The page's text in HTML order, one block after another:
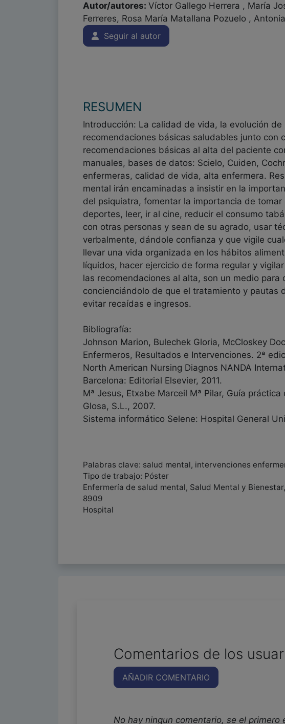
Autor/autores: Víctor Gallego Herrera , María
Ferreres, Rosa María Matallana Pozuelo ,
Seguir al autor
RESUMEN
Introducción: La calidad de vida, la evolución
recomendaciones básicas saludables junto
recomendaciones básicas al alta del paciente
manuales, bases de datos: Scielo, Cuiden,
enfermeras, calidad de vida, alta enfermera.
mental irán encaminadas a insistir en la
del psiquiatra, fomentar la importancia de
deportes, leer, ir al cine, reducir el consumo
con otras personas y sean de su agrado, usar
verbalmente, dándole confianza y que vigile
llevar una vida organizada en los hábitos
líquidos, hacer ejercicio de forma regular y
las recomendaciones al alta, son un medio
concienciándolo de que el tratamiento y pautas
evitar recaídas e ingresos.
Bibliografía:
Johnson Marion, Bulechek Gloria, McCloskey
Enfermeros, Resultados e Intervenciones. 2ª
North American Nursing Diagnos NANDA
Barcelona: Editorial Elsevier, 2011.
Mª Jesus, Etxabe Marceil Mª Pilar, Guía
Glosa, S.L., 2007.
Sistema informático Selene: Hospital General
Palabras clave: salud mental, intervenciones
Tipo de trabajo: Póster
Enfermería de salud mental, Salud Mental y
8909
Hospital
Comentarios de los
AÑADIR COMENTARIO
No hay ningun comentario, se el primero